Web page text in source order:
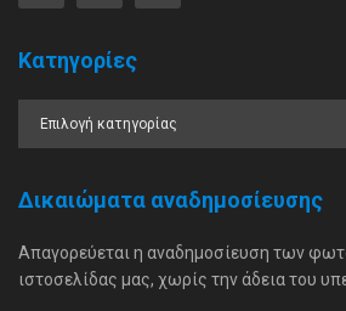
Κατηγορίες
Δικαιώματα αναδημοσίευσης
Απαγορεύεται η αναδημοσίευση των
ιστοσελίδας μας, χωρίς την άδεια του